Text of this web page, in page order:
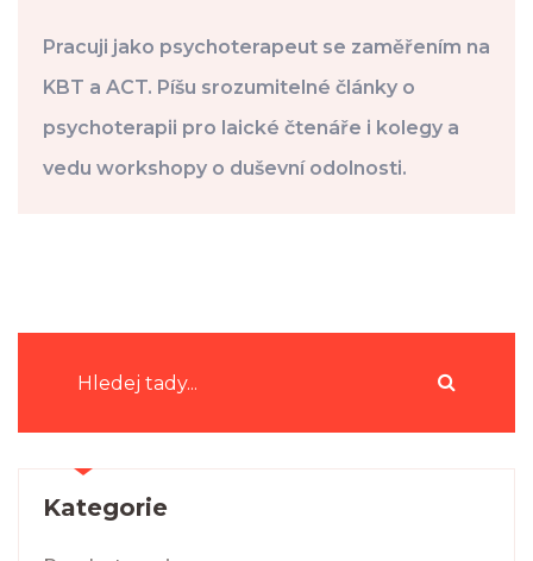
Pracuji jako psychoterapeut se zaměřením na
KBT a ACT. Píšu srozumitelné články o
psychoterapii pro laické čtenáře i kolegy a
vedu workshopy o duševní odolnosti.
Kategorie